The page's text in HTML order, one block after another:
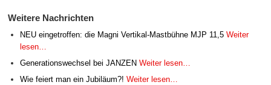
Weitere Nachrichten
NEU eingetroffen: die Magni Vertikal-Mastbühne MJP 11,5 Weiter
lesen…
Generationswechsel bei JANZEN Weiter lesen…
Wie feiert man ein Jubiläum?! Weiter lesen…